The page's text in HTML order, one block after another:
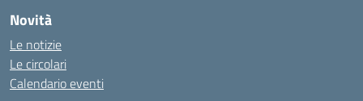
Novità
Le notizie
Le circolari
Calendario eventi